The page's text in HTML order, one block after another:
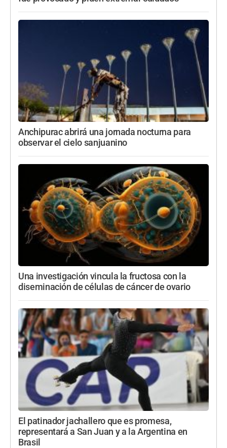
Anchipurac abrirá una jornada nocturna para
observar el cielo sanjuanino
Una investigación vincula la fructosa con la
diseminación de células de cáncer de ovario
El patinador jachallero que es promesa,
representará a San Juan y a la Argentina en
Brasil